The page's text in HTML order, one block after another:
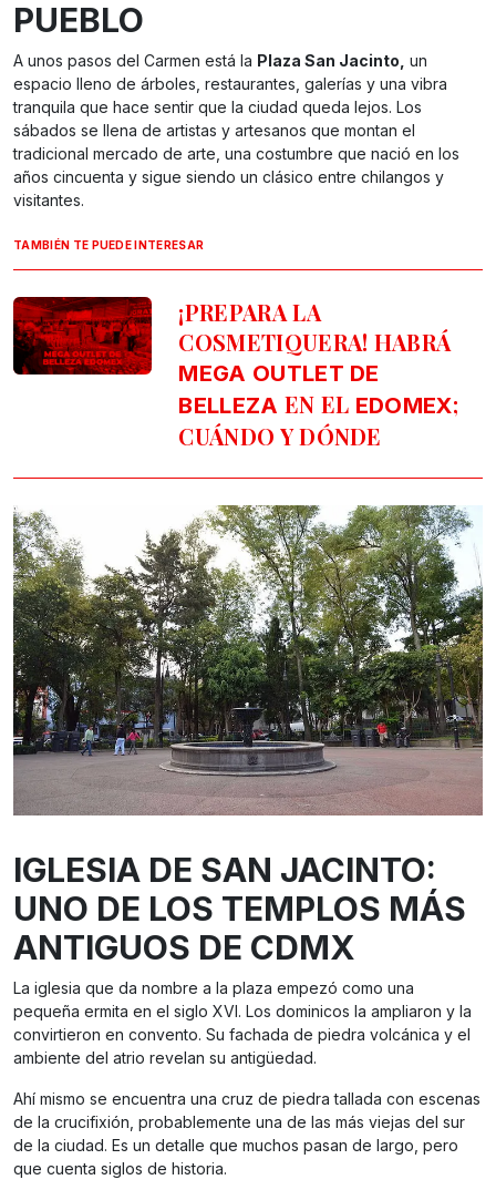
PUEBLO
A unos pasos del Carmen está la Plaza San Jacinto, un
espacio lleno de árboles, restaurantes, galerías y una vibra
tranquila que hace sentir que la ciudad queda lejos. Los
sábados se llena de artistas y artesanos que montan el
tradicional mercado de arte, una costumbre que nació en los
años cincuenta y sigue siendo un clásico entre chilangos y
visitantes.
TAMBIÉN TE PUEDE INTERESAR
¡PREPARA LA
COSMETIQUERA! HABRÁ
MEGA OUTLET DE
BELLEZA EN EL EDOMEX;
CUÁNDO Y DÓNDE
IGLESIA DE SAN JACINTO:
UNO DE LOS TEMPLOS MÁS
ANTIGUOS DE CDMX
La iglesia que da nombre a la plaza empezó como una
pequeña ermita en el siglo XVI. Los dominicos la ampliaron y la
convirtieron en convento. Su fachada de piedra volcánica y el
ambiente del atrio revelan su antigüedad.
Ahí mismo se encuentra una cruz de piedra tallada con escenas
de la crucifixión, probablemente una de las más viejas del sur
de la ciudad. Es un detalle que muchos pasan de largo, pero
que cuenta siglos de historia.